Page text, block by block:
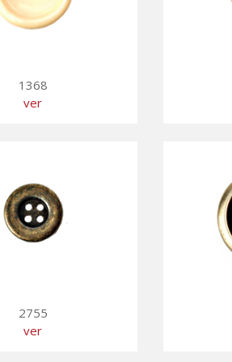
1368
ver
2755
ver